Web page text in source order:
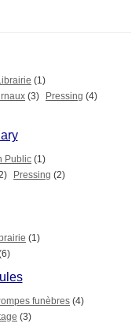
(1)
(3) Pressing (4)
Public (1)
Pressing (2)
(1)
funèbres (4)
(3)